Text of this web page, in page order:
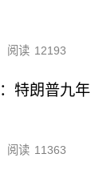
阅读 12193
特朗普九年
阅读 11363